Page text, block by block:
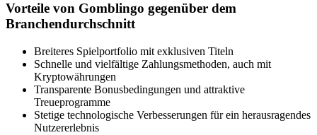
Vorteile von Gomblingo gegenüber dem
Branchendurchschnitt
Breiteres Spielportfolio mit exklusiven Titeln
Schnelle und vielfältige Zahlungsmethoden, auch mit
Kryptowährungen
Transparente Bonusbedingungen und attraktive
Treueprogramme
Stetige technologische Verbesserungen für ein herausragendes
Nutzererlebnis